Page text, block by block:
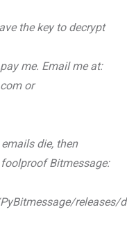
the key to decrypt
me. Email me at:
or
die, then
Bitmessage:
releases/